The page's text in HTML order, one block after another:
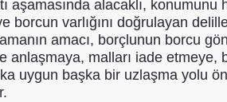
aşamasında alacaklı,
borcun varlığını doğrulayan
amacı, borçlunun borcu
anlaşmaya, malları iade etmeye,
uygun başka bir uzlaşma yolu